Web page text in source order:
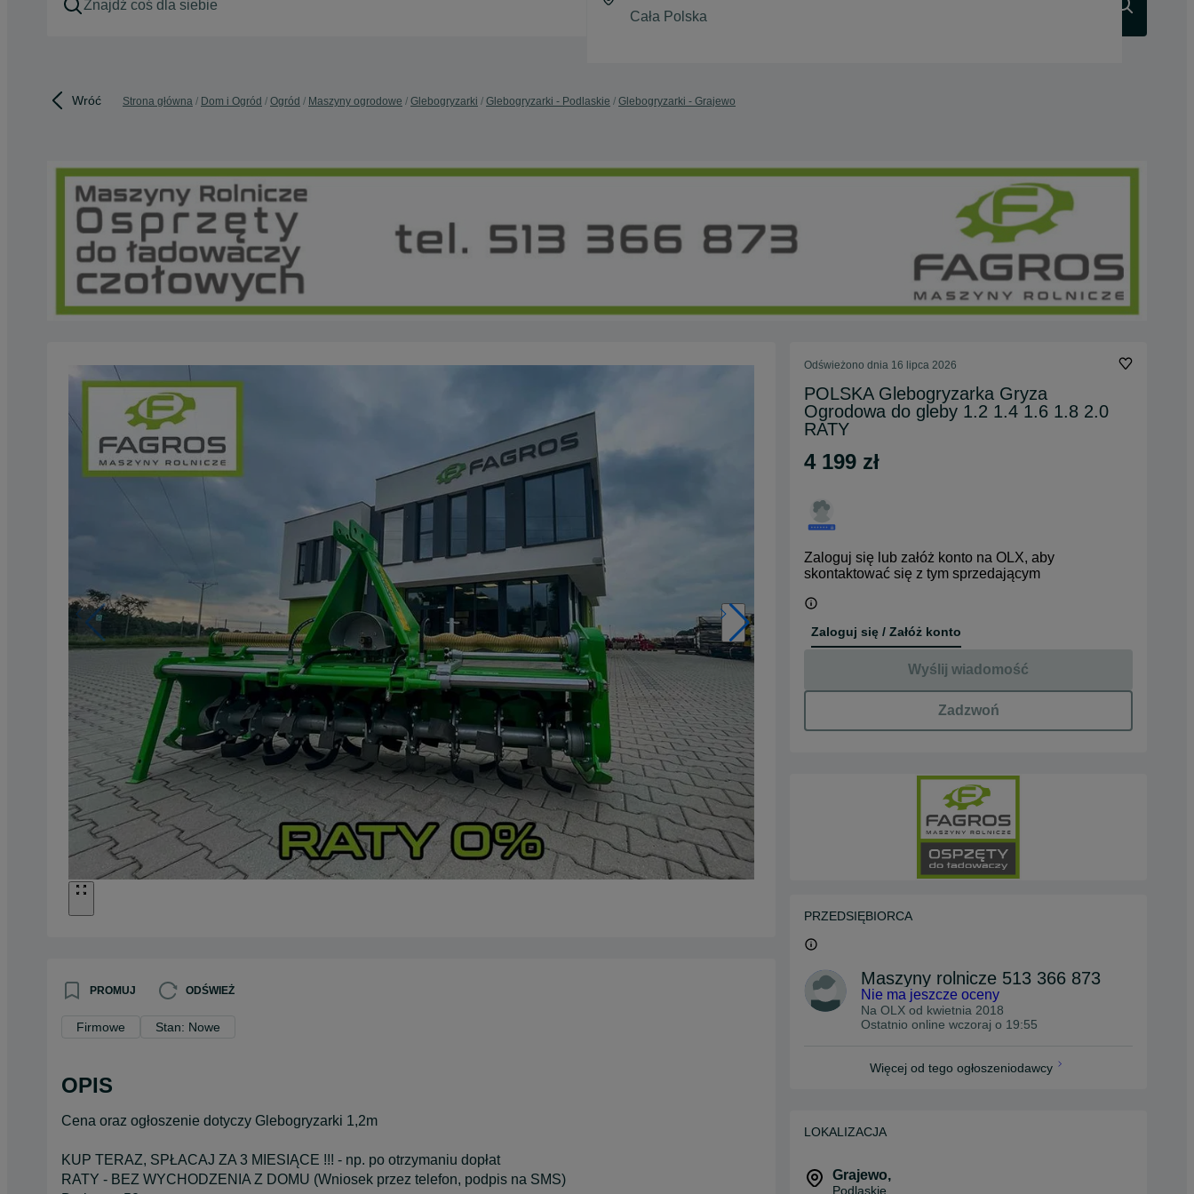
Wróć Strona główna Dom i Ogród Ogród Maszyny ogrodowe Glebogryzarki Glebogryzarki - Podlaskie Glebogryzarki - Grajewo
PROMUJ ODŚWIEŻ
Firmowe Stan: Nowe
OPIS
Cena oraz ogłoszenie dotyczy Glebogryzarki 1,2m
KUP TERAZ, SPŁACAJ ZA 3 MIESIĄCE !!! - np. po otrzymaniu dopłat
RATY - BEZ WYCHODZENIA Z DOMU (Wniosek przez telefon, podpis na SMS)
Odświeżono dnia 16 lipca 2026
POLSKA Glebogryzarka Gryza
Ogrodowa do gleby 1.2 1.4 1.6 1.8 2.0
RATY
4 199 zł
Zaloguj się lub załóż konto na OLX, aby
skontaktować się z tym sprzedającym
Zaloguj się / Załóż konto
Wyślij wiadomość
Zadzwoń
PRZEDSIĘBIORCA
Maszyny rolnicze 513 366 873
Nie ma jeszcze oceny
Na OLX od kwietnia 2018
Ostatnio online wczoraj o 19:55
Więcej od tego ogłoszeniodawcy
LOKALIZACJA
Grajewo,
Podlaskie